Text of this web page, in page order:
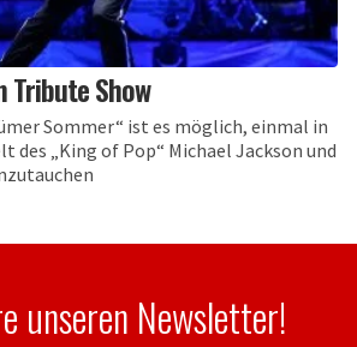
Tribute Show
Sommer“ ist es möglich, einmal in
des „King of Pop“ Michael Jackson und
unseren Newsletter!